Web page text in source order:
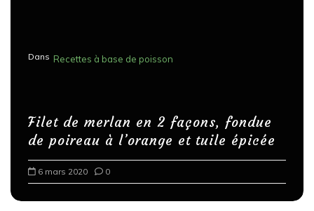
Dans Recettes à base de poisson
Filet de merlan en 2 façons, fondue
de poireau à l’orange et tuile épicée
6 mars 2020 0